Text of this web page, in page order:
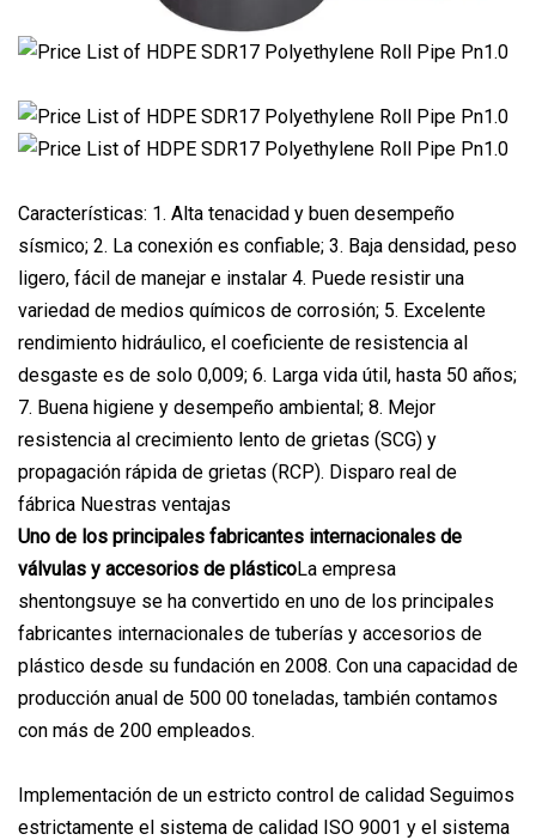
Características: 1. Alta tenacidad y buen desempeño
sísmico; 2. La conexión es confiable; 3. Baja densidad, peso
ligero, fácil de manejar e instalar 4. Puede resistir una
variedad de medios químicos de corrosión; 5. Excelente
rendimiento hidráulico, el coeficiente de resistencia al
desgaste es de solo 0,009; 6. Larga vida útil, hasta 50 años;
7. Buena higiene y desempeño ambiental; 8. Mejor
resistencia al crecimiento lento de grietas (SCG) y
propagación rápida de grietas (RCP). Disparo real de
fábrica Nuestras ventajas
Uno de los principales fabricantes internacionales de
válvulas y accesorios de plásticoLa empresa
shentongsuye se ha convertido en uno de los principales
fabricantes internacionales de tuberías y accesorios de
plástico desde su fundación en 2008. Con una capacidad de
producción anual de 500 00 toneladas, también contamos
con más de 200 empleados.
Implementación de un estricto control de calidad Seguimos
estrictamente el sistema de calidad ISO 9001 y el sistema